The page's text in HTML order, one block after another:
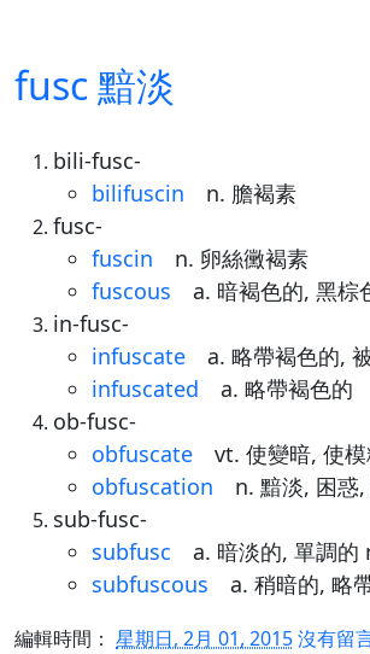
fusc 黯淡
bili-fusc-
bilifuscin n. 膽褐素
fusc-
fuscin n. 卵絲黴褐素
fuscous a. 暗褐色的, 黑棕
in-fusc-
infuscate a. 略帶褐色的,
infuscated a. 略帶褐色的
ob-fusc-
obfuscate vt. 使變暗, 使模
obfuscation n. 黯淡, 困惑,
sub-fusc-
subfusc a. 暗淡的, 單調的
subfuscous a. 稍暗的, 略
編輯時間： 星期日, 2月 01, 2015沒有留